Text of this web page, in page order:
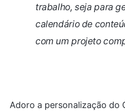
trabalho, seja para
calendário de
com um projeto
Adoro a personalização do